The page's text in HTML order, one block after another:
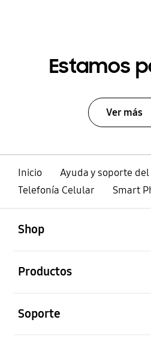
Estamos
Ver más
Inicio
Ayuda y soporte
Telefonía Celular
Smart
Shop
Productos
Soporte